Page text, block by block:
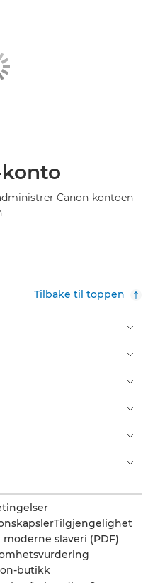
Canon-kontoen
Tilbake til toppen
Tilgjengelighet
slaveri (PDF)
butikk